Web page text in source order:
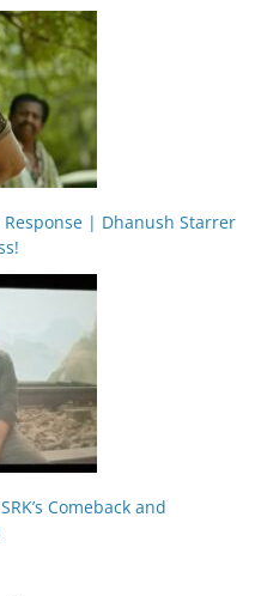
Response | Dhanush Starrer
Comeback and